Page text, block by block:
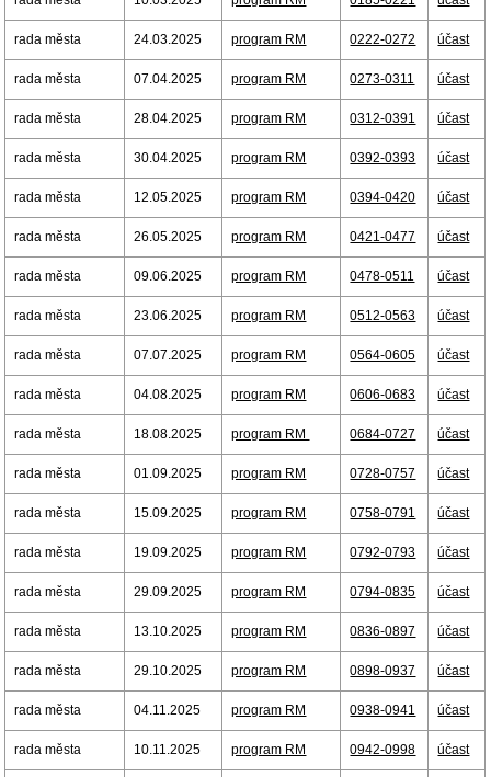
rada města 24.03.2025 program RM 0222-0272 účast
rada města 07.04.2025 program RM 0273-0311 účast
rada města 28.04.2025 program RM 0312-0391 účast
rada města 30.04.2025 program RM 0392-0393 účast
rada města 12.05.2025 program RM 0394-0420 účast
rada města 26.05.2025 program RM 0421-0477 účast
rada města 09.06.2025 program RM 0478-0511 účast
rada města 23.06.2025 program RM 0512-0563 účast
rada města 07.07.2025 program RM 0564-0605 účast
rada města 04.08.2025 program RM 0606-0683 účast
rada města 18.08.2025 program RM 0684-0727 účast
rada města 01.09.2025 program RM 0728-0757 účast
rada města 15.09.2025 program RM 0758-0791 účast
rada města 19.09.2025 program RM 0792-0793 účast
rada města 29.09.2025 program RM 0794-0835 účast
rada města 13.10.2025 program RM 0836-0897 účast
rada města 29.10.2025 program RM 0898-0937 účast
rada města 04.11.2025 program RM 0938-0941 účast
rada města 10.11.2025 program RM 0942-0998 účast